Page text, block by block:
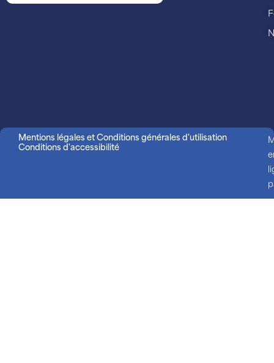
Mentions légales et Conditions générales d'utilisation
Conditions d'accessibilité